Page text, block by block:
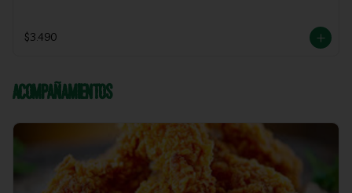
$3.490
Acompañamientos